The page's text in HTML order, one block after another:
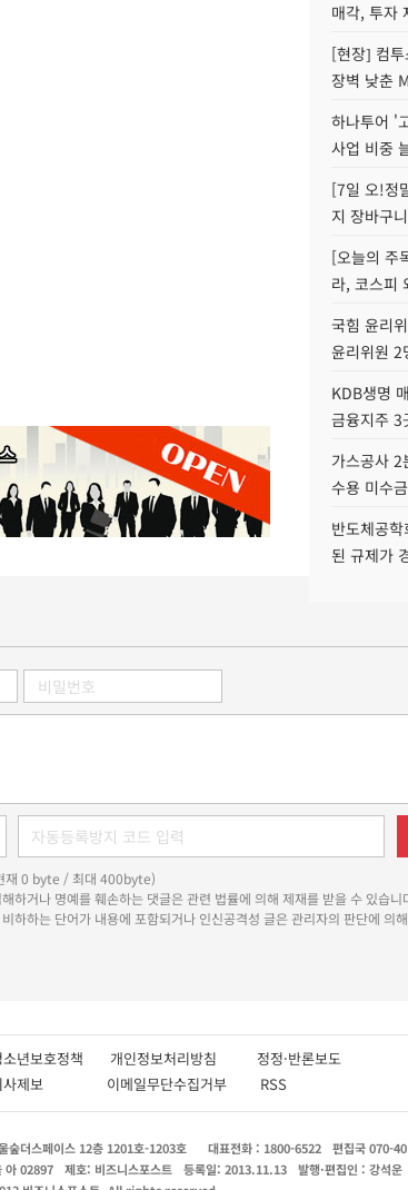
매각, 투자
[현장] 컴
장벽 낮춘
하나투어 '
사업 비중
[7일 오!정
지 장바구
[오늘의 주
라, 코스피
국힘 윤리
윤리위원 2
KDB생명
금융지주 3
가스공사
수용 미수
반도체공
된 규제가
재 0 byte / 최대 400byte)
하거나 명예를 훼손하는 댓글은 관련 법률에 의해 제재를 받을 수 있습니
하하는 단어가 내용에 포함되거나 인신공격성 글은 관리자의 판단에 의
소년보호정책 개인정보처리방침 정정·반론보도
사제보 이메일무단수집거부 RSS
숲더스페이스 12층 1201호-1203호 대표전화 : 1800-6522 편집국 070-
아 02897 제호: 비즈니스포스트 등록일: 2013.11.13 발행·편집인 : 강석운